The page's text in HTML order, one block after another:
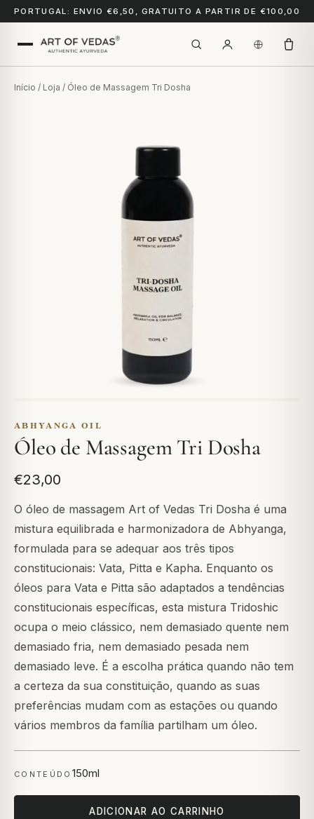
PORTUGAL: ENVIO €6,50, GRATUITO A PARTIR DE €100,00
Início / Loja / Óleo de Massagem Tri Dosha
ABHYANGA OIL
Óleo de Massagem Tri Dosha
€23,00
O óleo de massagem Art of Vedas Tri Dosha é uma
mistura equilibrada e harmonizadora de Abhyanga,
formulada para se adequar aos três tipos
constitucionais: Vata, Pitta e Kapha. Enquanto os
óleos para Vata e Pitta são adaptados a tendências
constitucionais específicas, esta mistura Tridoshic
ocupa o meio clássico, nem demasiado quente nem
demasiado fria, nem demasiado pesada nem
demasiado leve. É a escolha prática quando não tem
a certeza da sua constituição, quando as suas
preferências mudam com as estações ou quando
vários membros da família partilham um óleo.
CONTEÚDO 150ml
ADICIONAR AO CARRINHO